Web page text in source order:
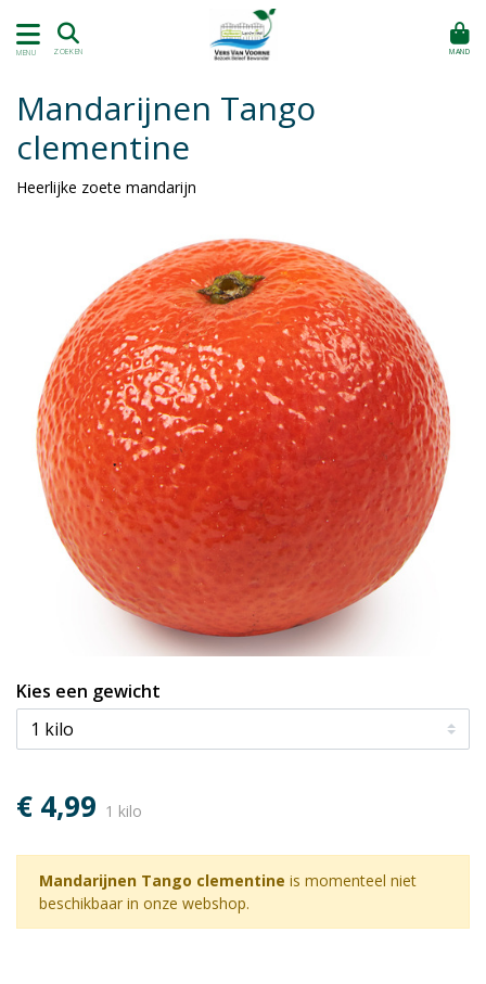
MENU ZOEKEN MAND
Mandarijnen Tango
clementine
Heerlijke zoete mandarijn
Kies een gewicht
€ 4,99 1 kilo
Mandarijnen Tango clementine is momenteel niet
beschikbaar in onze webshop.